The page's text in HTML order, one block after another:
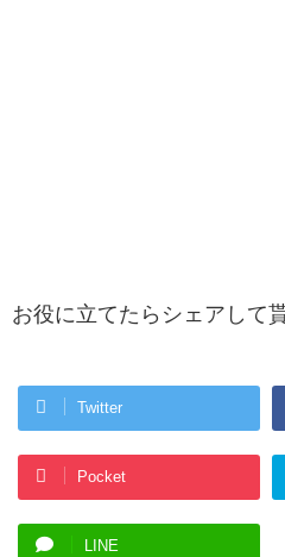
お役に立てたらシェアして
Twitter
Pocket
LINE